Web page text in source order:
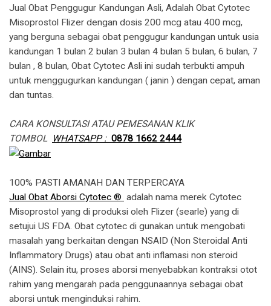
Jual Obat Penggugur Kandungan Asli, Adalah Obat Cytotec
Misoprostol Flizer dengan dosis 200 mcg atau 400 mcg,
yang berguna sebagai obat penggugur kandungan untuk usia
kandungan 1 bulan 2 bulan 3 bulan 4 bulan 5 bulan, 6 bulan, 7
bulan , 8 bulan, Obat Cytotec Asli ini sudah terbukti ampuh
untuk menggugurkan kandungan ( janin ) dengan cepat, aman
dan tuntas.
CARA KONSULTASI ATAU PEMESANAN KLIK
TOMBOL
WHATSAPP : 0878 1662 2444
100% PASTI AMANAH DAN TERPERCAYA
Jual Obat Aborsi Cytotec ® adalah nama merek Cytotec
Misoprostol yang di produksi oleh Flizer (searle) yang di
setujui US FDA. Obat cytotec di gunakan untuk mengobati
masalah yang berkaitan dengan NSAID (Non Steroidal Anti
Inflammatory Drugs) atau obat anti inflamasi non steroid
(AINS). Selain itu, proses aborsi menyebabkan kontraksi otot
rahim yang mengarah pada penggunaannya sebagai obat
aborsi untuk menginduksi rahim.